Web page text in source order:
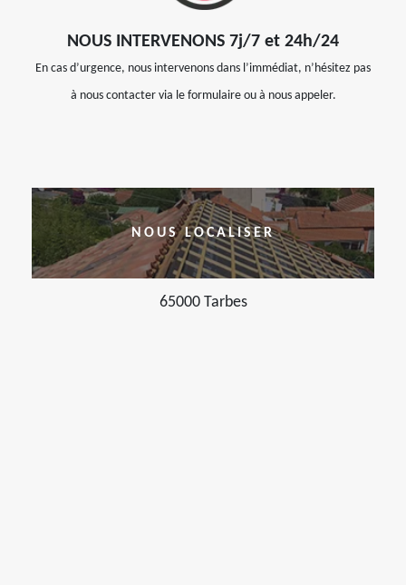
NOUS INTERVENONS 7j/7 et 24h/24
En cas d’urgence, nous intervenons dans l’immédiat, n’hésitez pas
à nous contacter via le formulaire ou à nous appeler.
NOUS LOCALISER
65000 Tarbes